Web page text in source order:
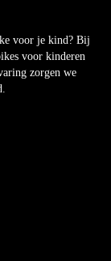
voor je kind? Bij
voor kinderen
zorgen we